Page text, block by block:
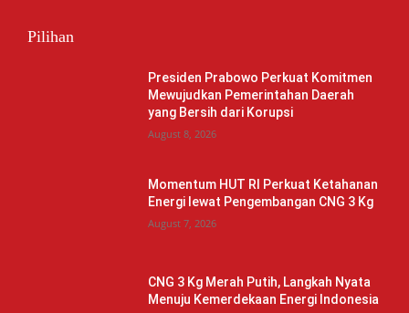
Pilihan
Presiden Prabowo Perkuat Komitmen
Mewujudkan Pemerintahan Daerah
yang Bersih dari Korupsi
August 8, 2026
Momentum HUT RI Perkuat Ketahanan
Energi lewat Pengembangan CNG 3 Kg
August 7, 2026
CNG 3 Kg Merah Putih, Langkah Nyata
Menuju Kemerdekaan Energi Indonesia